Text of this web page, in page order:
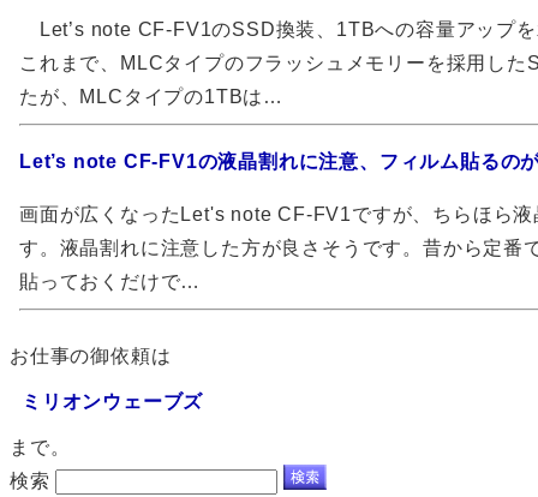
Let’s note CF-FV1のSSD換装、1TBへの容量アップ
これまで、MLCタイプのフラッシュメモリーを採用した
たが、MLCタイプの1TBは…
Let’s note CF-FV1の液晶割れに注意、フィルム貼るの
画面が広くなったLet's note CF-FV1ですが、ちらほら
す。液晶割れに注意した方が良さそうです。昔から定番
貼っておくだけで…
お仕事の御依頼は
ミリオンウェーブズ
まで。
検索